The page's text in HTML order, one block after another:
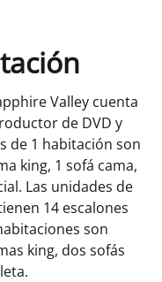
Valley cuenta
de DVD y
de 1 habitación son
king, 1 sofá cama,
Las unidades de
14 escalones
son
king, dos sofás